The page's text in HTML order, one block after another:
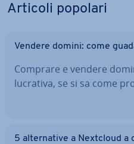
Articoli popolari
Vendere domini: come
Comprare e vendere
lucrativa, se si sa come
5 al­ter­na­ti­ve a Nextcloud a